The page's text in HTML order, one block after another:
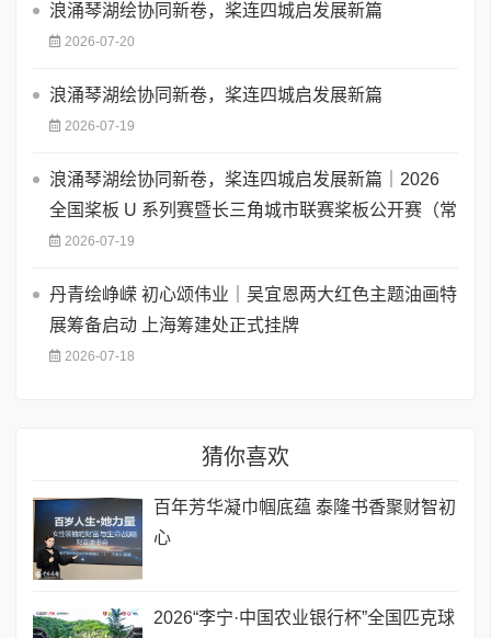
浪涌琴湖绘协同新卷，桨连四城启发展新篇
2026-07-20
浪涌琴湖绘协同新卷，桨连四城启发展新篇
2026-07-19
浪涌琴湖绘协同新卷，桨连四城启发展新篇｜2026
全国桨板 U 系列赛暨长三角城市联赛桨板公开赛（常
2026-07-19
丹青绘峥嵘 初心颂伟业｜吴宜恩两大红色主题油画特
展筹备启动 上海筹建处正式挂牌
2026-07-18
猜你喜欢
百年芳华凝巾帼底蕴 泰隆书香聚财智初
心
2026“李宁·中国农业银行杯”全国匹克球